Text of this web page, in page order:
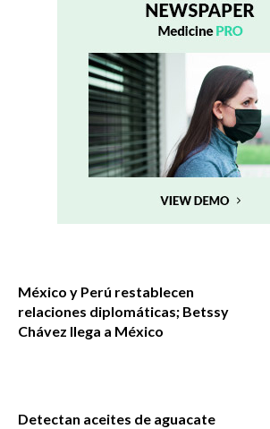
México y Perú restablecen
relaciones diplomáticas; Betssy
Chávez llega a México
Detectan aceites de aguacate